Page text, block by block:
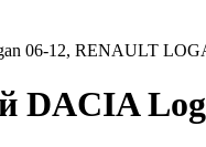
06-12, RENAULT
DACIA